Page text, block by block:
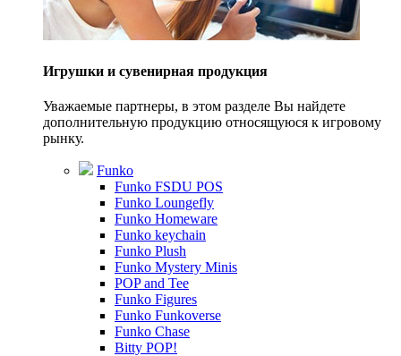
Игрушки и сувенирная продукция
Уважаемые партнеры, в этом разделе Вы найдете
дополнительную продукцию относящуюся к игровому
рынку.
Funko
Funko FSDU POS
Funko Loungefly
Funko Homeware
Funko keychain
Funko Plush
Funko Mystery Minis
POP and Tee
Funko Figures
Funko Funkoverse
Funko Chase
Bitty POP!